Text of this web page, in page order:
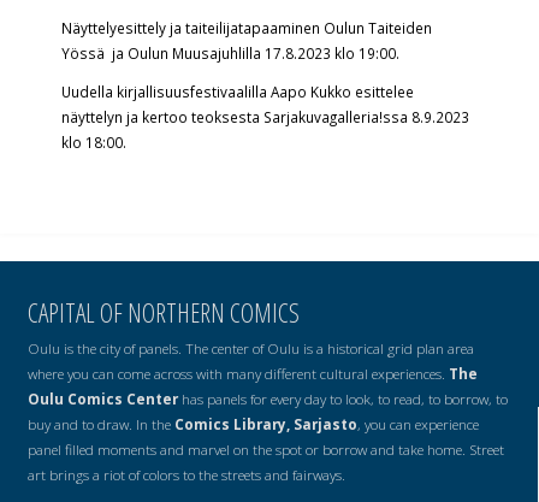
Näyttelyesittely ja taiteilijatapaaminen Oulun Taiteiden
Yössä ja Oulun Muusajuhlilla 17.8.2023 klo 19:00.
Uudella kirjallisuusfestivaalilla Aapo Kukko esittelee
näyttelyn ja kertoo teoksesta Sarjakuvagalleria!ssa 8.9.2023
klo 18:00.
CAPITAL OF NORTHERN COMICS
Oulu is the city of panels. The center of Oulu is a historical grid plan area
where you can come across with many different cultural experiences. The
Oulu Comics Centerhas panels for every day to look, to read, to borrow, to
buy and to draw. In the Comics Library, Sarjasto, you can experience
panel filled moments and marvel on the spot or borrow and take home. Street
art brings a riot of colors to the streets and fairways.